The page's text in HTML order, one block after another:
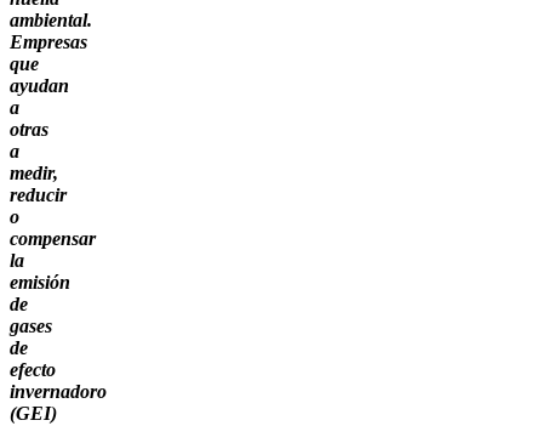
ambiental.
Empresas
que
ayudan
a
otras
a
medir,
reducir
o
compensar
la
emisión
de
gases
de
efecto
invernadoro
(GEI)